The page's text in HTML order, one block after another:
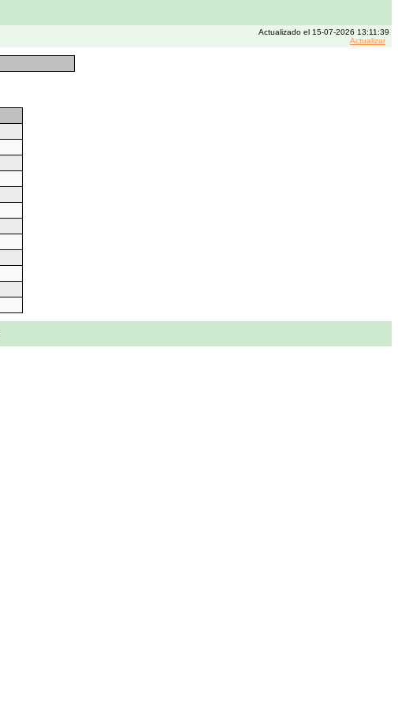
Actualizado el 15-07-2026 13:11:39
Actualizar